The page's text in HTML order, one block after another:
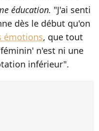
éducation. "J'ai senti
dès le début qu'on
émotions, que tout
n'est ni une
inférieur".